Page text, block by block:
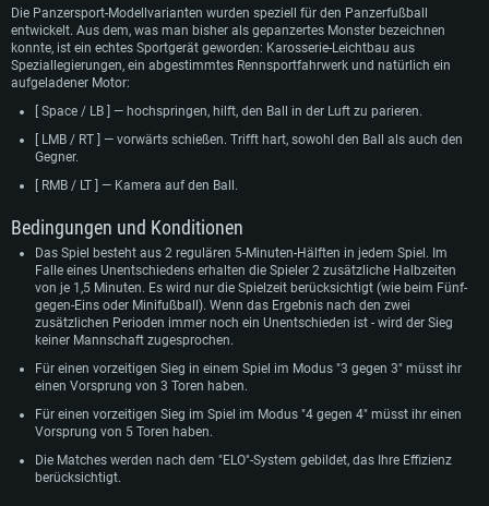
Die Panzersport-Modellvarianten wurden speziell für den Panzerfußball
entwickelt. Aus dem, was man bisher als gepanzertes Monster bezeichnen
konnte, ist ein echtes Sportgerät geworden: Karosserie-Leichtbau aus
Speziallegierungen, ein abgestimmtes Rennsportfahrwerk und natürlich ein
aufgeladener Motor:
[ Space / LB ] — hochspringen, hilft, den Ball in der Luft zu parieren.
[ LMB / RT ] — vorwärts schießen. Trifft hart, sowohl den Ball als auch den
Gegner.
[ RMB / LT ] — Kamera auf den Ball.
Bedingungen und Konditionen
Das Spiel besteht aus 2 regulären 5-Minuten-Hälften in jedem Spiel. Im
Falle eines Unentschiedens erhalten die Spieler 2 zusätzliche Halbzeiten
von je 1,5 Minuten. Es wird nur die Spielzeit berücksichtigt (wie beim Fünf-
gegen-Eins oder Minifußball). Wenn das Ergebnis nach den zwei
zusätzlichen Perioden immer noch ein Unentschieden ist - wird der Sieg
keiner Mannschaft zugesprochen.
Für einen vorzeitigen Sieg in einem Spiel im Modus "3 gegen 3" müsst ihr
einen Vorsprung von 3 Toren haben.
Für einen vorzeitigen Sieg im Spiel im Modus "4 gegen 4" müsst ihr einen
Vorsprung von 5 Toren haben.
Die Matches werden nach dem "ELO"-System gebildet, das Ihre Effizienz
berücksichtigt.